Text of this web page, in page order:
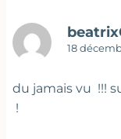
18
du jamais vu !!!
!